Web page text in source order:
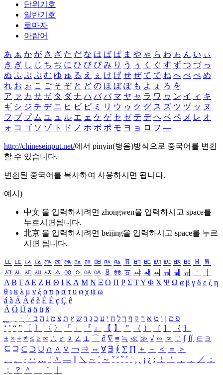
단위기호
일반기호
로마자
아랍어
あ ぁ か が さ ざ た だ な は ば ぱ ま や ゃ ら わ ゎ ん い ぃ
き ぎ し じ ち ぢ に ひ び ぴ み り う ぅ く ぐ す ず つ づ っ
ぬ ふ ぶ ぷ む ゆ ゅ る え ぇ け げ せ ぜ て で ね へ べ ぺ め
れ お ぉ こ ご そ ぞ と ど の ほ ぼ ぽ も よ ょ ろ を
ア ァ カ サ ザ タ ダ ナ ハ バ パ マ ヤ ャ ラ ワ ヮ ン イ ィ キ
ギ シ ジ チ ヂ ニ ヒ ビ ピ ミ リ ウ ゥ ク グ ス ズ ツ ヅ ッ ヌ
フ ブ プ ム ユ ュ ル エ ェ ケ ゲ セ ゼ テ デ ヘ ベ ペ メ レ オ
ォ コ ゴ ソ ゾ ト ド ノ ホ ボ ポ モ ヨ ョ ロ ヲ ―
http://chineseinput.net/에서 pinyin(병음)방식으로 중국어를 변환
할 수 있습니다.
변환된 중국어를 복사하여 사용하시면 됩니다.
예시)
中文 을 입력하시려면 zhongwen을 입력하시고 space를
누르시면됩니다.
北京 을 입력하시려면 beijing을 입력하시고 space를 누르
시면 됩니다.
ㅥ ㅦ ㅧ ㅨ ㅩ ㅪ ㅫ ㅬ ㅭ ㅮ ㅯ ㅰ ㅱ ㅲ ㅳ ㅴ ㅵ ㅶ ㅷ ㅸ
ㅹ
ㅺ ㅻ ㅼ ㅽ ㅾ ㅿ ㆀ ㆁ ㆂ ㆃ ㆄ ㆅ ㆆ ㆇ ㆈ ㆉ ㆊ ㆋ ㆌ ㆍ
ㆎ
Α Β ΓΔ Ε Ζ Η Θ Ι ΚΛ Μ Ν Ξ Ο Π Ρ Σ ΤΥ Φ Χ Ψ Ω α β γ δ ε ζ η
θ ι κ λ μ ν ξ ο π ρ σ τ υ φ χ ψ ω
á à Á À é è É È ç Ç ê
Ä Ö Ü ä ö ü ß
ִֶֹ ֻּ ׁׂ פ ם ן ו ט א ר ק ף ך ל ח י ע כ ג ד ש ץ ת צ מ נ ה ב
‘ ’ “ ” 〔 〕 〈 〉 「 」 『 』 【 】 ＂ （ ） ［ ］ ｛ ｝
± × ÷ ≠ ≤ ≥ ∞ ∴ ♂ ♀ ∠ ⊥ ⌒ ∂ ∇ ≡ ≒ ≪ ≫ √ ∽ ∝ ∵ ∫ ∬ ∈ ∋
⊆ ⊇ ⊂ ⊃ ∪ ∩ ∧ ∨ ￢ ⇒ ⇔ ∀ ∃ ∮ ∑ ∏ ＋ － ＜ ＝
＞
、
。 · ‥ … ¨ 〃 ― ＼ ∼ ´ ～ ˇ ˘ ˝ ˚ ˙ ¸ ¡ ¿ ː ！ ＇ ， ． ／
：
；
？ ＾ ｀